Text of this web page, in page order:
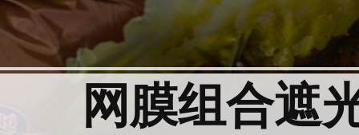
网膜组合遮